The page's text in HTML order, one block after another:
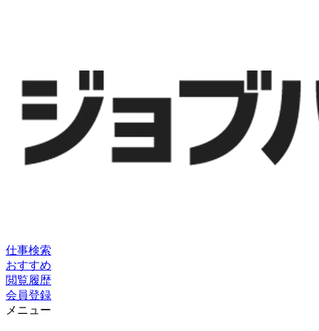
仕事検索
おすすめ
閲覧履歴
会員登録
メニュー